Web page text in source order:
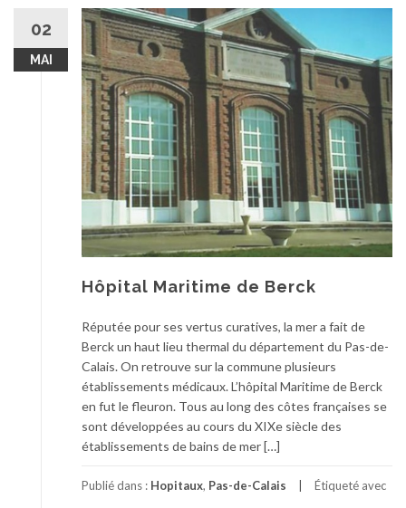
02
MAI
Hôpital Maritime de Berck
Réputée pour ses vertus curatives, la mer a fait de
Berck un haut lieu thermal du département du Pas-de-
Calais. On retrouve sur la commune plusieurs
établissements médicaux. L’hôpital Maritime de Berck
en fut le fleuron. Tous au long des côtes françaises se
sont développées au cours du XIXe siècle des
établissements de bains de mer […]
Publié dans : Hopitaux, Pas-de-Calais Étiqueté avec